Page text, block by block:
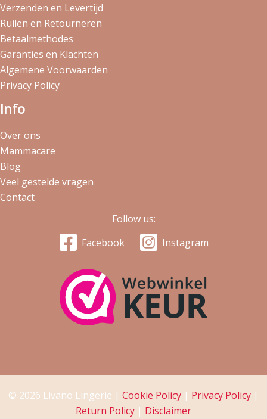
Verzenden en Levertijd
Ruilen en Retourneren
Betaalmethodes
Garanties en Klachten
Algemene Voorwaarden
Privacy Policy
Info
Over ons
Mammacare
Blog
Veel gestelde vragen
Contact
Follow us:
Facebook
Instagram
© 2026 Livano Lingerie | Cookie Policy | Privacy Policy |
Return Policy | Disclaimer